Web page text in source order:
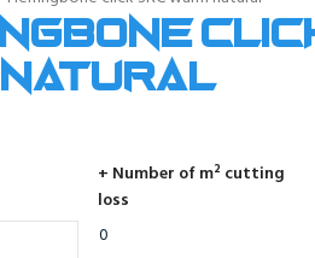
click
natural
+ Number of m² cutting
loss